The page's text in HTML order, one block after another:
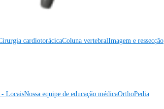
cardiotorácicaColuna vertebralImagem e ressecção
LocaisNossa equipe de educação médicaOrthoPedia